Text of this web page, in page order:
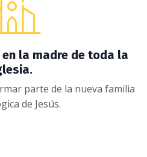
la madre de toda la
parte de la nueva familia
de Jesús.